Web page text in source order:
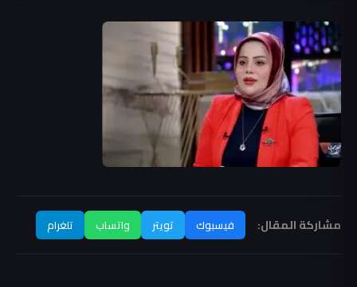
مشاركة المقال: فيسبوك تويتر واتساب تلغرام